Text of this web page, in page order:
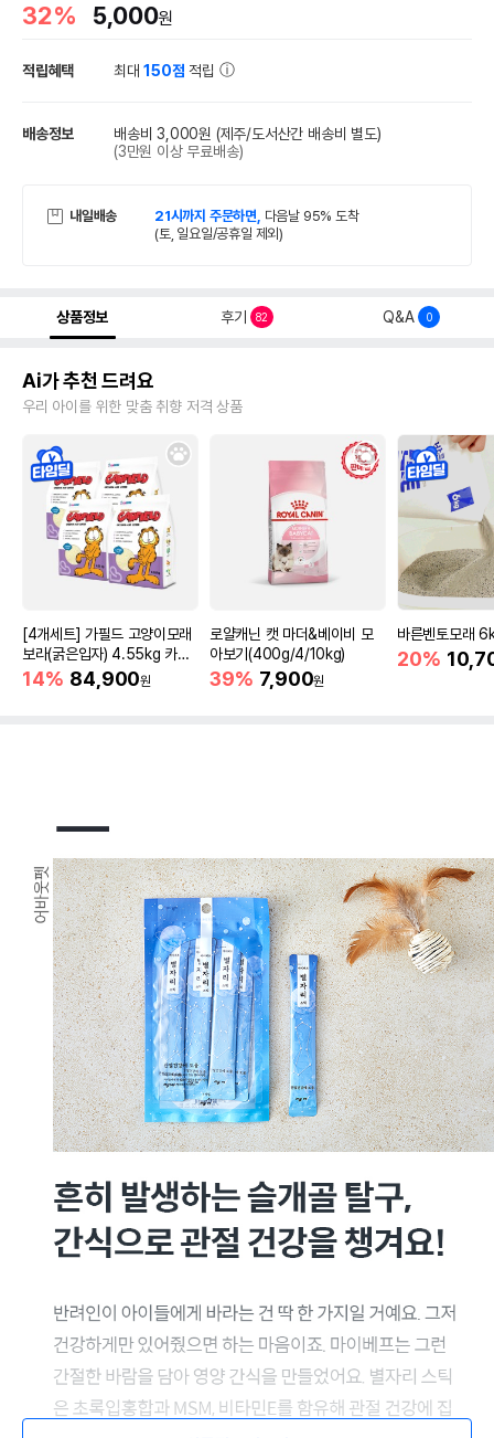
32% 5,000원
적립혜택 최대150점 적립
배송정보 배송비 3,000원 (제주/도서산간 배송비 별도)
(3만원 이상 무료배송)
내일배송 21시까지 주문하면, 다음날 95% 도착
(토, 일요일/공휴일 제외)
상품정보 후기 82 Q&A 0
Ai가 추천 드려요
우리 아이를 위한 맞춤 취향 저격 상품
[4개세트] 가필드 고양이모래
보라(굵은입자) 4.55kg 카사
바모래
14% 84,900원
로얄캐닌 캣 마더&베이비 모
아보기(400g/4/10kg)
39% 7,900원
바른벤토모래
20%